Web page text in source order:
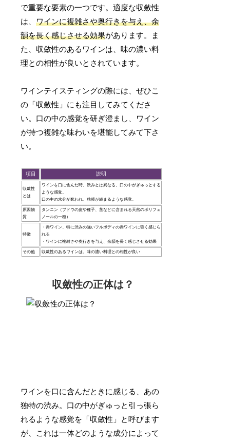
で重要な要素の一つです。適度な収斂性
は、ワインに複雑さや奥行きを与え、余
韻を長く感じさせる効果があります。ま
た、収斂性のあるワインは、味の濃い料
理との相性が良いとされています。
ワインテイスティングの際には、ぜひこ
の「収斂性」にも注目してみてくださ
い。口の中の感覚を研ぎ澄まし、ワイン
が持つ複雑な味わいを堪能してみて下さ
い。
項目 説明
収斂性
とは
ワインを口に含んだ時、渋みとは異なる、口の中がぎゅっとする
ような感覚。
口の中の水分が奪われ、粘膜が縮まるような感覚。
原因物
質
タンニン（ブドウの皮や種子、茎などに含まれる天然のポリフェ
ノールの一種）
特徴
・赤ワイン、特に渋みの強いフルボディの赤ワインに強く感じら
れる
・ワインに複雑さや奥行きを与え、余韻を長く感じさせる効果
その他 収斂性のあるワインは、味の濃い料理との相性が良い
収斂性の正体は？
ワインを口に含んだときに感じる、あの
独特の渋み。口の中がぎゅっと引っ張ら
れるような感覚を「収斂性」と呼びます
が、これは一体どのような成分によって